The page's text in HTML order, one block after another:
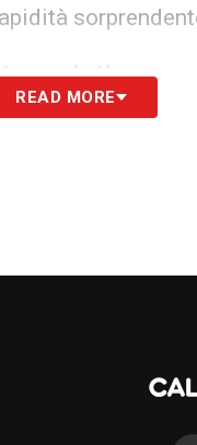
partita in partita.
READ MORE